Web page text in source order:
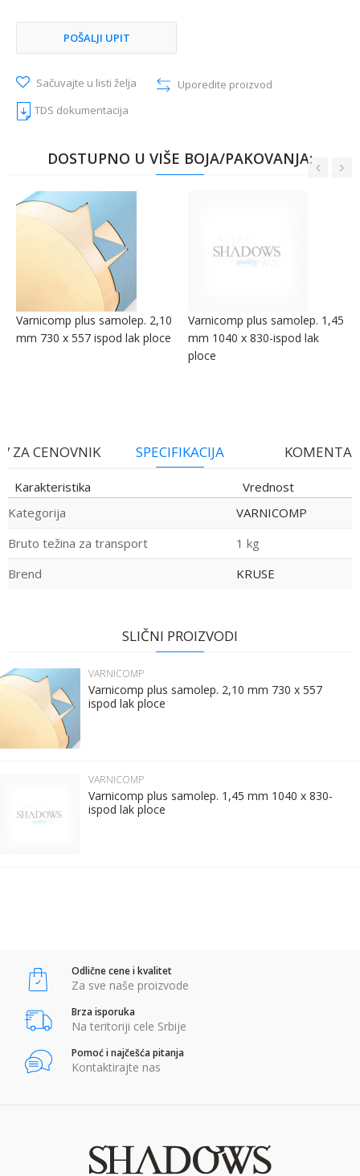
POŠALJI UPIT
Sačuvajte u listi želja
Uporedite proizvod
TDS dokumentacija
DOSTUPNO U VIŠE BOJA/PAKOVANJA:
Varnicomp plus samolep. 2,10
mm 730 x 557 ispod lak ploce
Varnicomp plus samolep. 1,45
mm 1040 x 830-ispod lak
ploce
ZA CENOVNIK SPECIFIKACIJA
Karakteristika
Vrednost
Kategorija
VARNICOMP
Bruto težina za transport
1 kg
Brend
KRUSE
Komentar:
POŠALJI
SLIČNI PROIZVODI
VARNICOMP
Varnicomp plus samolep. 2,10 mm 730 x 557
ispod lak ploce
VARNICOMP
Varnicomp plus samolep. 1,45 mm 1040 x 830-
ispod lak ploce
Odlične cene i kvalitet
Za sve naše proizvode
Brza isporuka
Na teritoriji cele Srbije
Pomoć i najčešća pitanja
Kontaktirajte nas